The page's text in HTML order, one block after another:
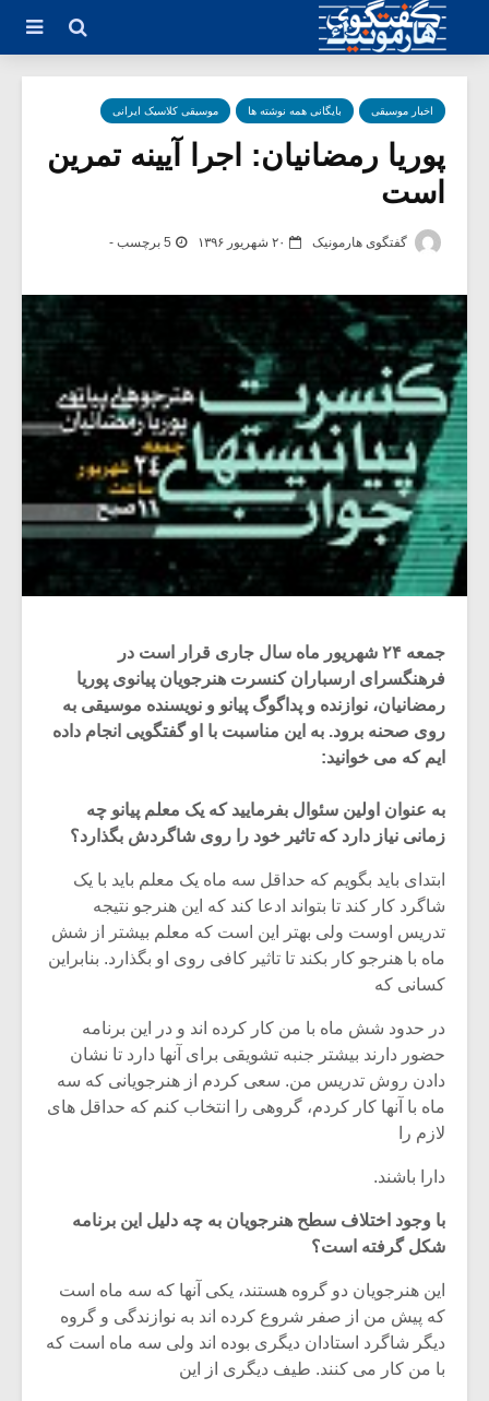
اخبار موسیقی بایگانی همه نوشته ها موسیقی کلاسیک ایرانی
پوریا رمضانیان: اجرا آیینه تمرین
است
گفتگوی هارمونیک ۲۰ شهریور ۱۳۹۶ 5 برچسب -
جمعه ۲۴ شهریور ماه سال جاری قرار است در
فرهنگسرای ارسباران کنسرت هنرجویان پیانوی پوریا
رمضانیان، نوازنده و پداگوگ پیانو و نویسنده موسیقی به
روی صحنه برود. به این مناسبت با او گفتگویی انجام داده
ایم که می خوانید:
به عنوان اولین سئوال بفرمایید که یک معلم پیانو چه
زمانی نیاز دارد که تاثیر خود را روی شاگردش بگذارد؟
ابتدای باید بگویم که حداقل سه ماه یک معلم باید با یک
شاگرد کار کند تا بتواند ادعا کند که این هنرجو نتیجه
تدریس اوست ولی بهتر این است که معلم بیشتر از شش
ماه با هنرجو کار بکند تا تاثیر کافی روی او بگذارد. بنابراین
کسانی که
در حدود شش ماه با من کار کرده اند و در این برنامه
حضور دارند بیشتر جنبه تشویقی برای آنها دارد تا نشان
دادن روش تدریس من. سعی کردم از هنرجویانی که سه
ماه با آنها کار کردم، گروهی را انتخاب کنم که حداقل های
لازم را
دارا باشند.
با وجود اختلاف سطح هنرجویان به چه دلیل این برنامه
شکل گرفته است؟
این هنرجویان دو گروه هستند، یکی آنها که سه ماه است
که پیش من از صفر شروع کرده اند به نوازندگی و گروه
دیگر شاگرد استادان دیگری بوده اند ولی سه ماه است که
با من کار می کنند. طیف دیگری از این
میکلوش روژا موریس ژار